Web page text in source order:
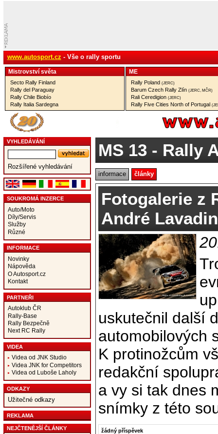
www.autosport.cz - Vše o rally sportu
Mistrovství­ světa
Secto Rally Finland
Rally del Paraguay
Rally Chile Biobío
Rally Italia Sardegna
ME
Rally Poland (JERC)
Barum Czech Rally Zlín (JERC, MČR)
Rali Ceredigion (JERC)
Rally Five Cities North of Portugal
VYHLEDÁVÁNÍ
Rozšířené vyhledávání
SOUKROMÁ INZERCE
Auto/Moto
Díly/Servis
Služby
Různé
INFORMACE
Novinky
Nápověda
O Autosport.cz
Kontakt
PARTNEŘI
Autoklub ČR
Rally-Base
Rally Bezpečně
Next RC Rally
VIDEA
Videa od JNK Studio
Videa JNK for Competitors
Videa od Luboše Laholy
ODKAZY
Užitečné odkazy
REKLAMA
NEJČTENĚJŠÍ ČLÁNKY
MS 13- Rally
informace články
Fotogalerie z
André
uskutečnil další
automobilových
K protinožcům
redakční
a vy si tak dnes
snímky z této
žádný příspěvek